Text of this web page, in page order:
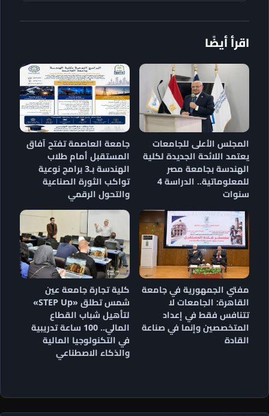
اقرأ أيضًا
المجلس الأعلى للجامعات
يعتمد اللائحة الجديدة لكلية
الهندسة بجامعة مصر
للمعلوماتية.. الدراسة 4
سنوات
جامعة العاصمة تفتح آفاق
المستقبل أمام طلاب
الهندسة بـ3 برامج نوعية
تواكب الثورة الصناعية
والتحول الرقمي
مفتي الجمهورية في جامعة
القاهرة: الجامعات لا
تتنافس فقط في إعداد
المتخصصين وإنما في صناعة
القادة
كلية تجارة جامعة عين
شمس تطلق «STEP Up»
لتأهيل شباب القطاع
المالي.. 100 ساعة تدريبية
في التكنولوجيا المالية
والذكاء الاصطناعي